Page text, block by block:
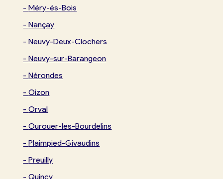
-Méry-és-Bois
-Nançay
-Neuvy-Deux-Clochers
-Neuvy-sur-Barangeon
-Nérondes
-Oizon
-Orval
-Ourouer-les-Bourdelins
-Plaimpied-Givaudins
-Preuilly
-Quincy